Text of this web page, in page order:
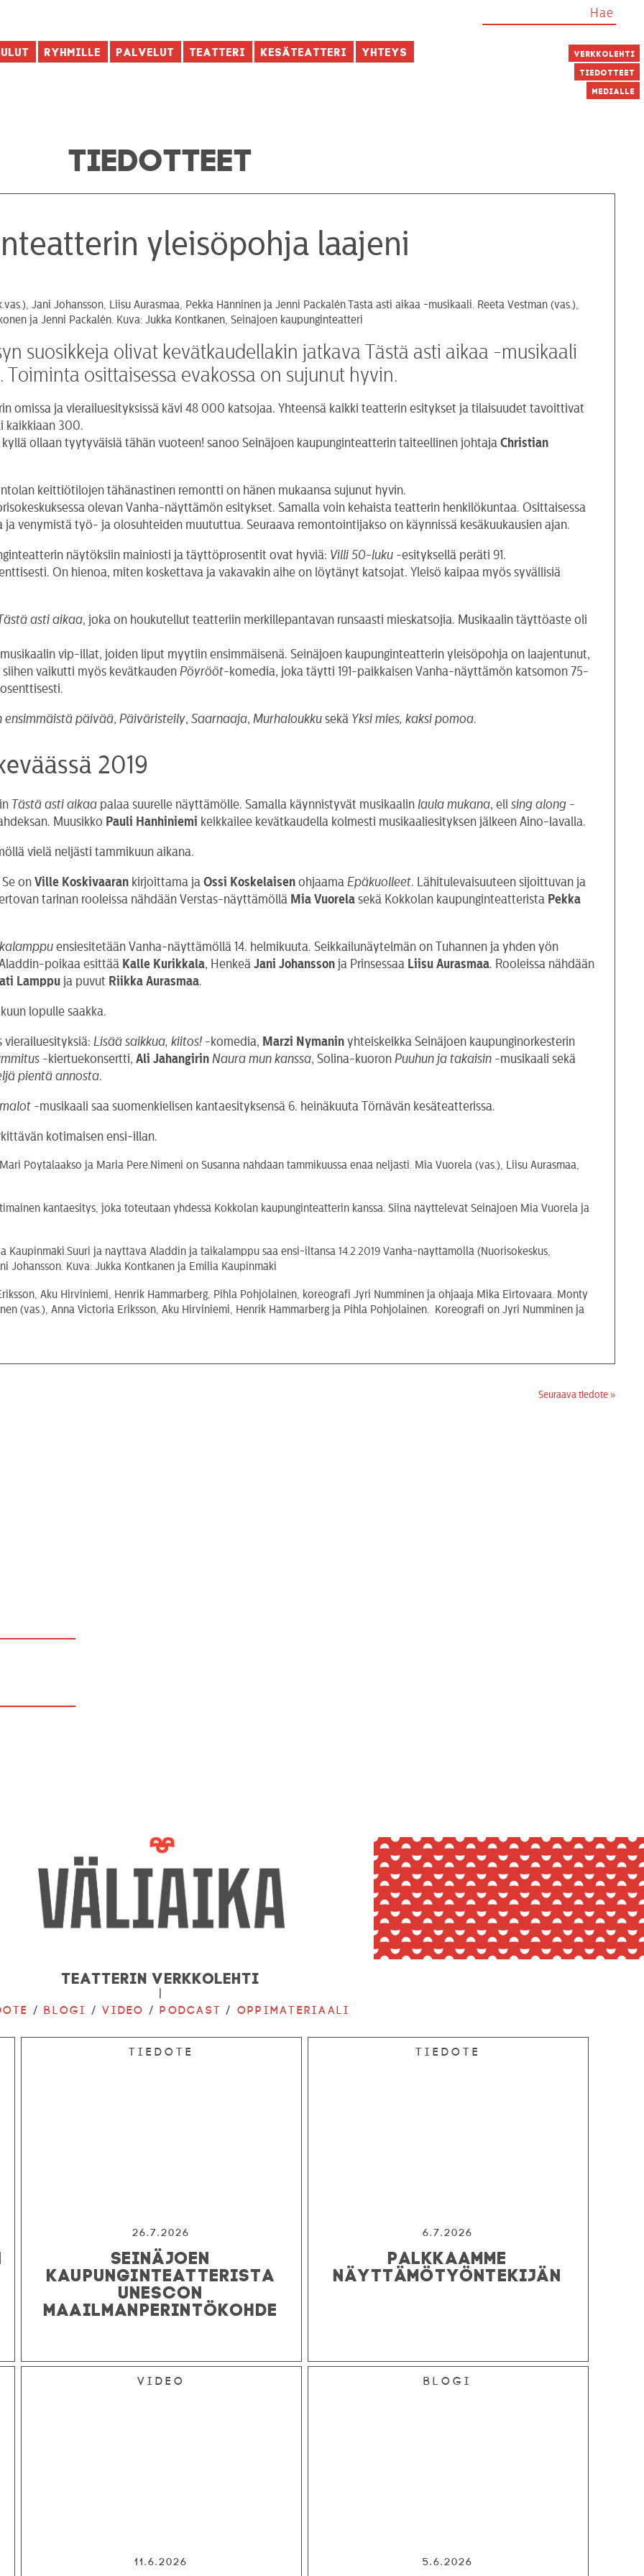
Ryhmille Palvelut Teatteri Kesäteatteri Yhteys Verkkolehti
Tiedotteet
Medialle
TIEDOTTEET
yleisöpohja laajeni
Tästä asti aikaa -musikaali. Reeta Vestman (vas.),
ja Jenni Packalén. Kuva: Jukka Kontkanen, Seinäjoen kaupunginteatteri
suosikkeja olivat kevätkaudellakin jatkava Tästä asti aikaa -musikaali
osittaisessa evakossa on sujunut hyvin.
omissa ja vierailuesityksissä kävi 48 000 katsojaa. Yhteensä kaikki teatterin esitykset ja tilaisuudet tavoittivat
kaikkiaan 300.
ollaan tyytyväisiä tähän vuoteen! sanoo Seinäjoen kaupunginteatterin taiteellinen johtajaChristian
keittiötilojen tähänastinen remontti on hänen mukaansa sujunut hyvin.
olevan Vanha-näyttämön esitykset. Samalla voin kehaista teatterin henkilökuntaa. Osittaisessa
venymistä työ- ja olosuhteiden muututtua. Seuraava remontointijakso on käynnissä kesäkuukausien ajan.
näytöksiin mainiosti ja täyttöprosentit ovat hyviä: Villi 50-luku -esityksellä peräti 91.
On hienoa, miten koskettava ja vakavakin aihe on löytänyt katsojat. Yleisö kaipaa myös syvällisiä
asti aikaa, joka on houkutellut teatteriin merkillepantavan runsaasti mieskatsojia. Musikaalin täyttöaste oli
vip-illat, joiden liput myytiin ensimmäisenä. Seinäjoen kaupunginteatterin yleisöpohja on laajentunut,
vaikutti myös kevätkaudenPöyrööt-komedia, joka täytti 191-paikkaisen Vanha-näyttämön katsomon 75-
ensimmäistä päivää,Päiväristeily,Saarnaaja, Murhaloukku sekä Yksi mies, kaksi pomoa.
2019
Tästä asti aikaa palaa suurelle näyttämölle. Samalla käynnistyvät musikaalin laula mukana, elising along -
Muusikko Pauli Hanhiniemi keikkailee kevätkaudella kolmesti musikaaliesityksen jälkeen Aino-lavalla.
vielä neljästi tammikuun aikana.
Se onVille Koskivaaran kirjoittama jaOssi Koskelaisen ohjaama Epäkuolleet. Lähitulevaisuuteen sijoittuvan ja
tarinan rooleissa nähdään Verstas-näyttämöllä Mia Vuorela sekä Kokkolan kaupunginteatterista Pekka
ensiesitetään Vanha-näyttämöllä 14. helmikuuta. Seikkailunäytelmän on Tuhannen ja yhden yön
poikaa esittää Kalle Kurikkala, HenkeäJani Johansson ja Prinsessaa Liisu Aurasmaa. Rooleissa nähdään
Lamppu ja puvut Riikka Aurasmaa.
lopulle saakka.
vierailuesityksiä: Lisää saikkua, kiitos! -komedia, Marzi Nymanin yhteiskeikka Seinäjoen kaupunginorkesterin
-kiertuekonsertti,Ali Jahangirin Naura mun kanssa, Solina-kuoronPuuhun ja takaisin -musikaali sekä
pientä annosta.
-musikaali saa suomenkielisen kantaesityksensä 6. heinäkuuta Törnävän kesäteatterissa.
kotimaisen ensi-illan.
Nimeni on Susanna nähdään tammikuussa enää neljästi. Mia Vuorela (vas.), Liisu Aurasmaa,
kantaesitys, joka toteutaan yhdessä Kokkolan kaupunginteatterin kanssa. Siinä näyttelevät Seinäjoen Mia Vuorela ja
Suuri ja näyttävä Aladdin ja taikalamppu saa ensi-iltansa 14.2.2019 Vanha-näyttämöllä (Nuorisokeskus,
Johansson. Kuva: Jukka Kontkanen ja Emilia Kaupinmäki
Monty
(vas.), Anna Victoria Eriksson, Aku Hirviniemi, Henrik Hammarberg ja Pihla Pohjolainen. Koreografi on Jyri Numminen ja
Seuraava tiedote »
Teatterin verkkolehti
|
/Blogi /Video /Podcast / Oppimateriaali
Tiedote
26.7.2026
SEINÄJOEN
KAUPUNGINTEATTERISTA
UNESCON
MAAILMANPERINTÖKOHDE
Tiedote
6.7.2026
PALKKAAMME
NÄYTTÄMÖTYÖNTEKIJÄN
Video
11.6.2026
Blogi
5.6.2026